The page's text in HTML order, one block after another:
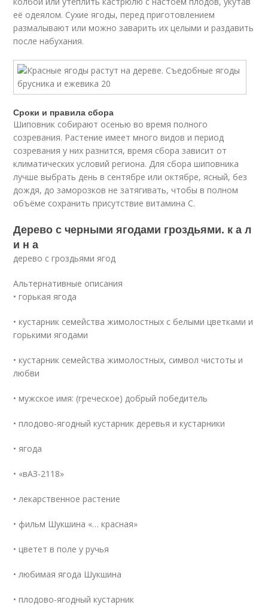
её одеялом. Сухие ягоды, перед приготовлением
размалывают или можно заварить их целыми и раздавить
после набухания.
Сроки и правила сбора
Шиповник собирают осенью во время полного
созревания. Растение имеет много видов и период
созревания у них разнится, время сбора зависит от
климатических условий региона. Для сбора шиповника
лучше выбрать день в сентябре или октябре, ясный, без
дождя, до заморозков не затягивать, чтобы в полном
объёме сохранить присутствие витамина С.
Дерево с черными ягодами гроздьями. к а л
и н а
дерево с гроздьями ягод
Альтернативные описания
• горькая ягода
• кустарник семейства жимолостных с белыми цветками и
горькими ягодами
• кустарник семейства жимолостных, символ чистоты и
любви
• мужское имя: (греческое) добрый победитель
• плодово-ягодный кустарник деревья и кустарники
• ягода
• «вАЗ-2118»
• лекарственное растение
• фильм Шукшина «… красная»
• цветет в поле у ручья
• любимая ягода Шукшина
• плодово-ягодный кустарник